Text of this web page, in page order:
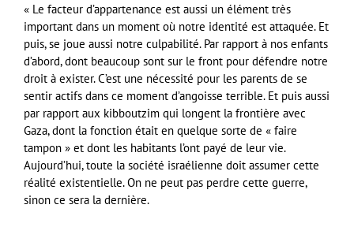
« Le facteur d’appartenance est aussi un élément très
important dans un moment où notre identité est attaquée. Et
puis, se joue aussi notre culpabilité. Par rapport à nos enfants
d’abord, dont beaucoup sont sur le front pour défendre notre
droit à exister. C’est une nécessité pour les parents de se
sentir actifs dans ce moment d’angoisse terrible. Et puis aussi
par rapport aux kibboutzim qui longent la frontière avec
Gaza, dont la fonction était en quelque sorte de « faire
tampon » et dont les habitants l’ont payé de leur vie.
Aujourd’hui, toute la société israélienne doit assumer cette
réalité existentielle. On ne peut pas perdre cette guerre,
sinon ce sera la dernière.